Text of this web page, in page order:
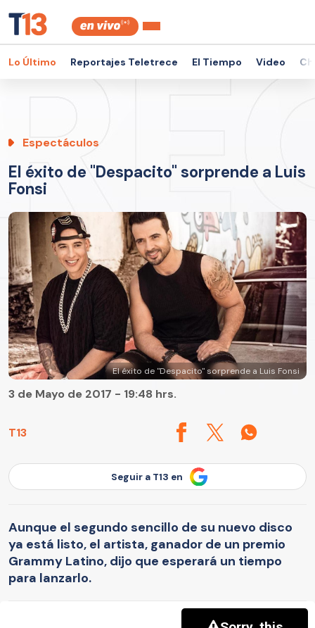
Lo Último Reportajes Teletrece El Tiempo Video
Espectáculos
El éxito de "Despacito" sorprende a Luis
Fonsi
El éxito de "Despacito" sorprende a Luis Fonsi
T13
3 de Mayo de 2017 - 19:48 hrs.
Seguir a T13 en
Aunque el segundo sencillo de su nuevo disco
ya está listo, el artista, ganador de un premio
Grammy Latino, dijo que esperará un tiempo
para lanzarlo.